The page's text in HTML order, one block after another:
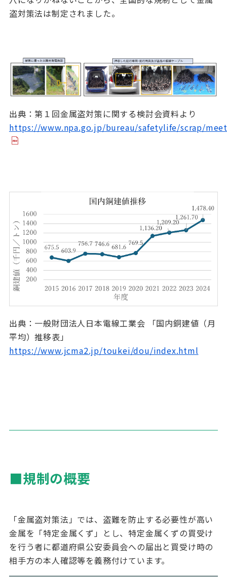
盗対策法は制定されました。
出典：第１回金属盗対策に関する検討会資料より
https://www.npa.go.jp/bureau/safetylife/scrap/
出典：一般財団法人日本電線工業会 「国内銅建値（月
平均）推移表」
https://www.jcma2.jp/toukei/dou/index.html
■規制の概要
「金属盗対策法」では、盗難を防止する必要性が高い
金属を「特定金属くず」とし、特定金属くずの買受け
を行う者に都道府県公安委員会への届出と買受け時の
相手方の本人確認等を義務付けています。